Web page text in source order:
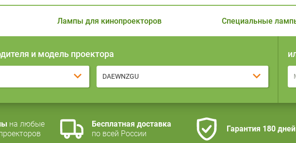
Лампы для кинопроекторов Специальные
и модель проектора
DAEWNZGU
на любые
Бесплатная доставка
по всей России
Гарантия 180 дней